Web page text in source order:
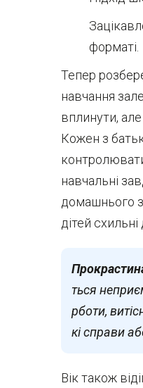
форматі.
Тепер
навчання
вплинути,
Кожен з
навчальні
домашнього
дітей
ться
рботи,
кі справи
Вік також